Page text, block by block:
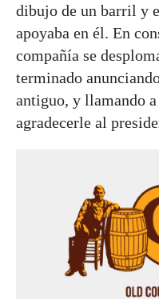
dibujo de un barril y
apoyaba en él. En
compañía se
terminado
antiguo, y llamando
agradecerle al